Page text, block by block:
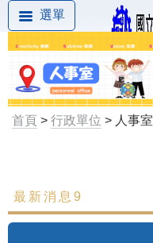
選單
首頁 > 行政單位 > 人事室
最新消息
最新消息9